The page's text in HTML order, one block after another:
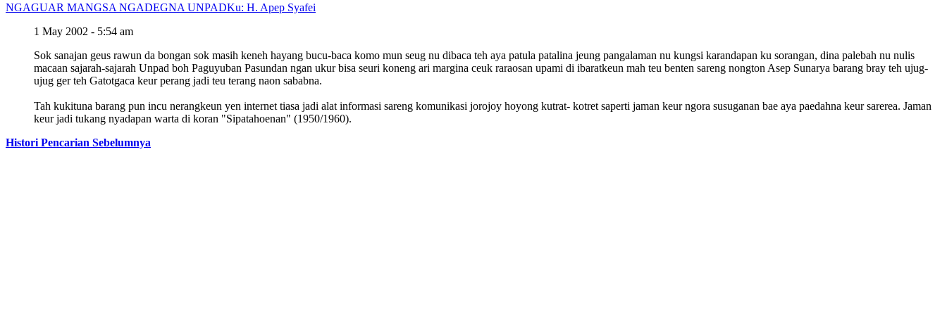
NGAGUAR MANGSA NGADEGNA UNPADKu: H. Apep Syafei
1 May 2002 - 5:54 am
Sok sanajan geus rawun da bongan sok masih keneh hayang bucu-baca komo mun seug nu dibaca teh aya patula patalina jeung pangalaman nu kungsi karandapan ku sorangan, dina palebah nu nulis
macaan sajarah-sajarah Unpad boh Paguyuban Pasundan ngan ukur bisa seuri koneng ari margina ceuk raraosan upami di ibaratkeun mah teu benten sareng nongton Asep Sunarya barang bray teh ujug-
ujug ger teh Gatotgaca keur perang jadi teu terang naon sababna.
Tah kukituna barang pun incu nerangkeun yen internet tiasa jadi alat informasi sareng komunikasi jorojoy hoyong kutrat- kotret saperti jaman keur ngora susuganan bae aya paedahna keur sarerea. Jaman
keur jadi tukang nyadapan warta di koran "Sipatahoenan" (1950/1960).
Histori Pencarian Sebelumnya